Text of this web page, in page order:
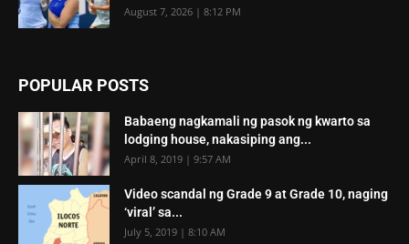
August 7, 2026 | 8:12 PM
POPULAR POSTS
Babaeng nagkamali ng pasok ng kwarto sa
lodging house, nakasiping ang...
April 8, 2019 | 9:57 AM
Video scandal ng Grade 9 at Grade 10, naging
‘viral’ sa...
July 5, 2019 | 8:10 AM